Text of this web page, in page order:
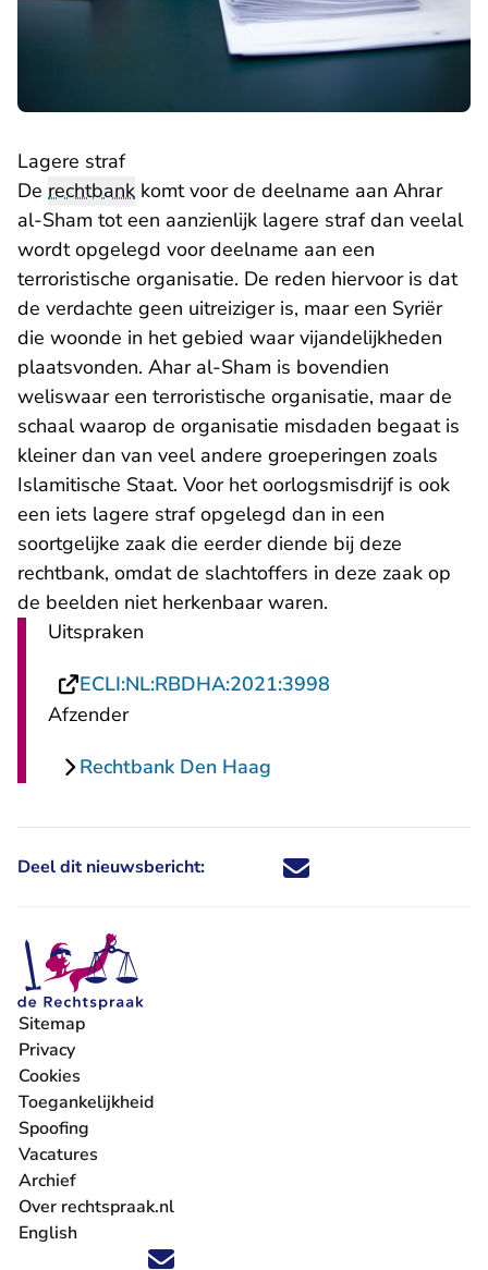
Lagere straf
De rechtbank komt voor de deelname aan Ahrar
al-Sham tot een aanzienlijk lagere straf dan veelal
wordt opgelegd voor deelname aan een
terroristische organisatie. De reden hiervoor is dat
de verdachte geen uitreiziger is, maar een Syriër
die woonde in het gebied waar vijandelijkheden
plaatsvonden. Ahar al-Sham is bovendien
weliswaar een terroristische organisatie, maar de
schaal waarop de organisatie misdaden begaat is
kleiner dan van veel andere groeperingen zoals
Islamitische Staat. Voor het oorlogsmisdrijf is ook
een iets lagere straf opgelegd dan in een
soortgelijke zaak die eerder diende bij deze
rechtbank, omdat de slachtoffers in deze zaak op
de beelden niet herkenbaar waren.
Uitspraken
ECLI:NL:RBDHA:2021:3998
Afzender
Rechtbank Den Haag
Deel dit nieuwsbericht: Deel dit nieuwsbericht via X -
Deel dit nieuwsbericht via
Deel dit nieuwsbericht
Deel dit
Volg ons op X (Twitter) - U verlaat Rechtspraak.nl
Volg ons op Facebook - U verlaat Rechtspraak.nl
Volg ons op Instagram - U verlaat Rechtspraak.nl
Volg ons op Youtube - U verlaat Rechtspraak.nl
Volg ons op LinkedIn - U verlaat
'Blijf op de hoogte' nieuwsbrief - U verlaat
Sitemap
Privacy
Cookies
Toegankelijkheid
Spoofing
Vacatures
- U verlaat Rechtspraak.nl
Archief
Over rechtspraak.nl
English